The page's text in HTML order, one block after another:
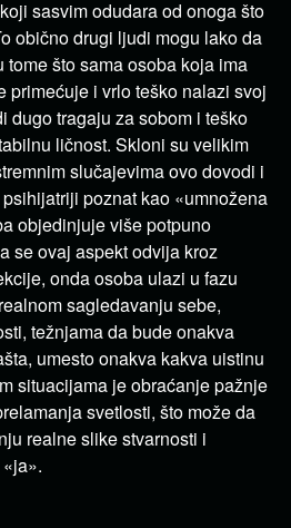
sasvim odudara od onoga što
obično drugi ljudi mogu lako da
što sama osoba koja ima
primećuje i vrlo teško nalazi svoj
dugo tragaju za sobom i teško
ličnost. Skloni su velikim
slučajevima ovo dovodi i
poznat kao «umnožena
objedinjuje više potpuno
se ovaj aspekt odvija kroz
onda osoba ulazi u fazu
sagledavanju sebe,
težnjama da bude onakva
umesto onakva kakva uistinu
situacijama je obraćanje pažnje
svetlosti, što može da
realne slike stvarnosti i